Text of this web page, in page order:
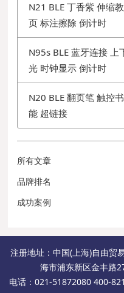
N21 BLE 丁香紫 伸缩
页 标注擦除 倒计时
N95s BLE 蓝牙连接 上
光 时钟显示 倒计时
N20 BLE 翻页笔 触控
能 超链接
所有文章
品牌排名
成功案例
注册地址：中国(上海)自由贸
海市浦东新区金丰路
电话：021-51872080 400-